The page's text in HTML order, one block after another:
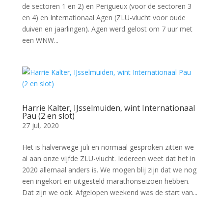
de sectoren 1 en 2) en Perigueux (voor de sectoren 3
en 4) en Internationaal Agen (ZLU-vlucht voor oude
duiven en jaarlingen). Agen werd gelost om 7 uur met
een WNW...
Harrie Kalter, IJsselmuiden, wint Internationaal
Pau (2 en slot)
27 jul, 2020
Het is halverwege juli en normaal gesproken zitten we
al aan onze vijfde ZLU-vlucht. Iedereen weet dat het in
2020 allemaal anders is. We mogen blij zijn dat we nog
een ingekort en uitgesteld marathonseizoen hebben.
Dat zijn we ook. Afgelopen weekend was de start van...